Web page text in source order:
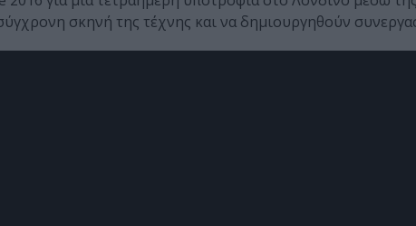
σκηνή της τέχνης και να δημιουργηθούν